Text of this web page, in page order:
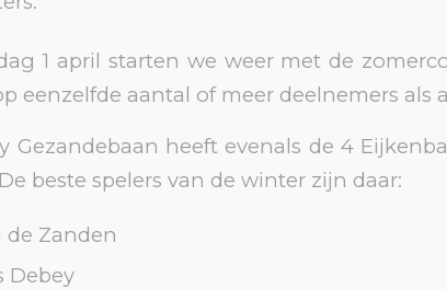
1 april starten we weer met de
eenzelfde aantal of meer deelnemers als
Gezandebaan heeft evenals de 4
beste spelers van de winter zijn daar:
de Zanden
Debey